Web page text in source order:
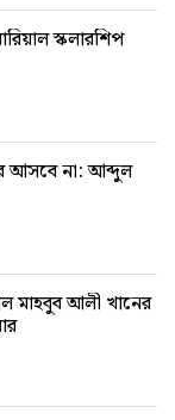
স্কলারশিপ
আসবে না: আব্দুল
মাহবুব আলী খানের